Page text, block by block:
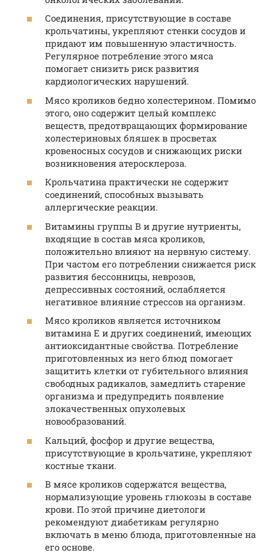
Соединения, присутствующие в составе
крольчатины, укрепляют стенки сосудов и
придают им повышенную эластичность.
Регулярное потребление этого мяса
помогает снизить риск развития
кардиологических нарушений.
Мясо кроликов бедно холестерином. Помимо
этого, оно содержит целый комплекс
веществ, предотвращающих формирование
холестериновых бляшек в просветах
кровеносных сосудов и снижающих риски
возникновения атеросклероза.
Крольчатина практически не содержит
соединений, способных вызывать
аллергические реакции.
Витамины группы B и другие нутриенты,
входящие в состав мяса кроликов,
положительно влияют на нервную систему.
При частом его потреблении снижается риск
развития бессонницы, неврозов,
депрессивных состояний, ослабляется
негативное влияние стрессов на организм.
Мясо кроликов является источником
витамина E и других соединений, имеющих
антиоксидантные свойства. Потребление
приготовленных из него блюд помогает
защитить клетки от губительного влияния
свободных радикалов, замедлить старение
организма и предупредить появление
злокачественных опухолевых
новообразований.
Кальций, фосфор и другие вещества,
присутствующие в крольчатине, укрепляют
костные ткани.
В мясе кроликов содержатся вещества,
нормализующие уровень глюкозы в составе
крови. По этой причине диетологи
рекомендуют диабетикам регулярно
включать в меню блюда, приготовленные на
его основе.